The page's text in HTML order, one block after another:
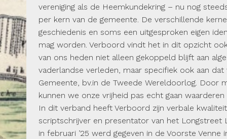
vereniging als de Heemkundekring – nu nog
per kern van de gemeente. De verschillende
geschie­denis en soms een uitgesproken eigen
mag worden. Verboord vindt het in dit opzicht
van ons heden niet alleen gekoppeld blijft aan
vaderlandse verleden, maar specifiek ook aan
Gemeente, bv.in de Tweede Wereldoorlog. Door
kunnen we onze vrijheid pas echt gaan
In dit verband heeft Verboord zijn verbale
scriptschrijver en presentator van het
in februari ’25 werd gegeven in de Voorste Venne